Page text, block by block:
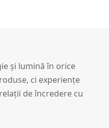
și lumină în orice
ci experiențe
de încredere cu